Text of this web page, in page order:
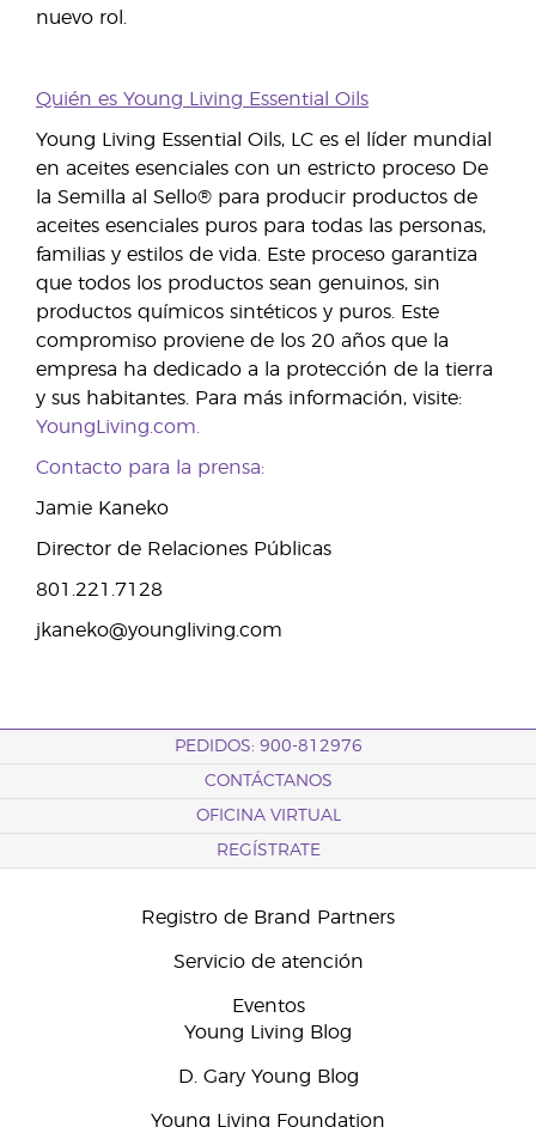
nuevo rol.
Quién es Young Living Essential Oils
Young Living Essential Oils, LC es el líder mundial
en aceites esenciales con un estricto proceso De
la Semilla al Sello® para producir productos de
aceites esenciales puros para todas las personas,
familias y estilos de vida. Este proceso garantiza
que todos los productos sean genuinos, sin
productos químicos sintéticos y puros. Este
compromiso proviene de los 20 años que la
empresa ha dedicado a la protección de la tierra
y sus habitantes. Para más información, visite:
YoungLiving.com.
Contacto para la prensa:
Jamie Kaneko
Director de Relaciones Públicas
801.221.7128
jkaneko@youngliving.com
PEDIDOS: 900-812976
CONTÁCTANOS
OFICINA VIRTUAL
REGÍSTRATE
Registro de Brand Partners
Servicio de atención
Eventos
Young Living Blog
D. Gary Young Blog
Young Living Foundation